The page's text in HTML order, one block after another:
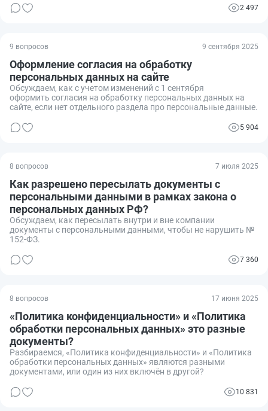
2 497
9 вопросов 9 сентября 2025
Оформление согласия на обработку
персональных данных на сайте
Обсуждаем, как с учетом изменений с 1 сентября
оформить согласия на обработку персональных данных на
сайте, если нет отдельного раздела про персональные данные.
5 904
8 вопросов 7 июля 2025
Как разрешено пересылать документы с
персональными данными в рамках закона о
персональных данных РФ?
Обсуждаем, как пересылать внутри и вне компании
документы с персональными данными, чтобы не нарушить №
152-ФЗ.
7 360
8 вопросов 17 июня 2025
«Политика конфиденциальности» и «Политика
обработки персональных данных» это разные
документы?
Разбираемся, «Политика конфиденциальности» и «Политика
обработки персональных данных» являются разными
документами, или один из них включён в другой?
10 831